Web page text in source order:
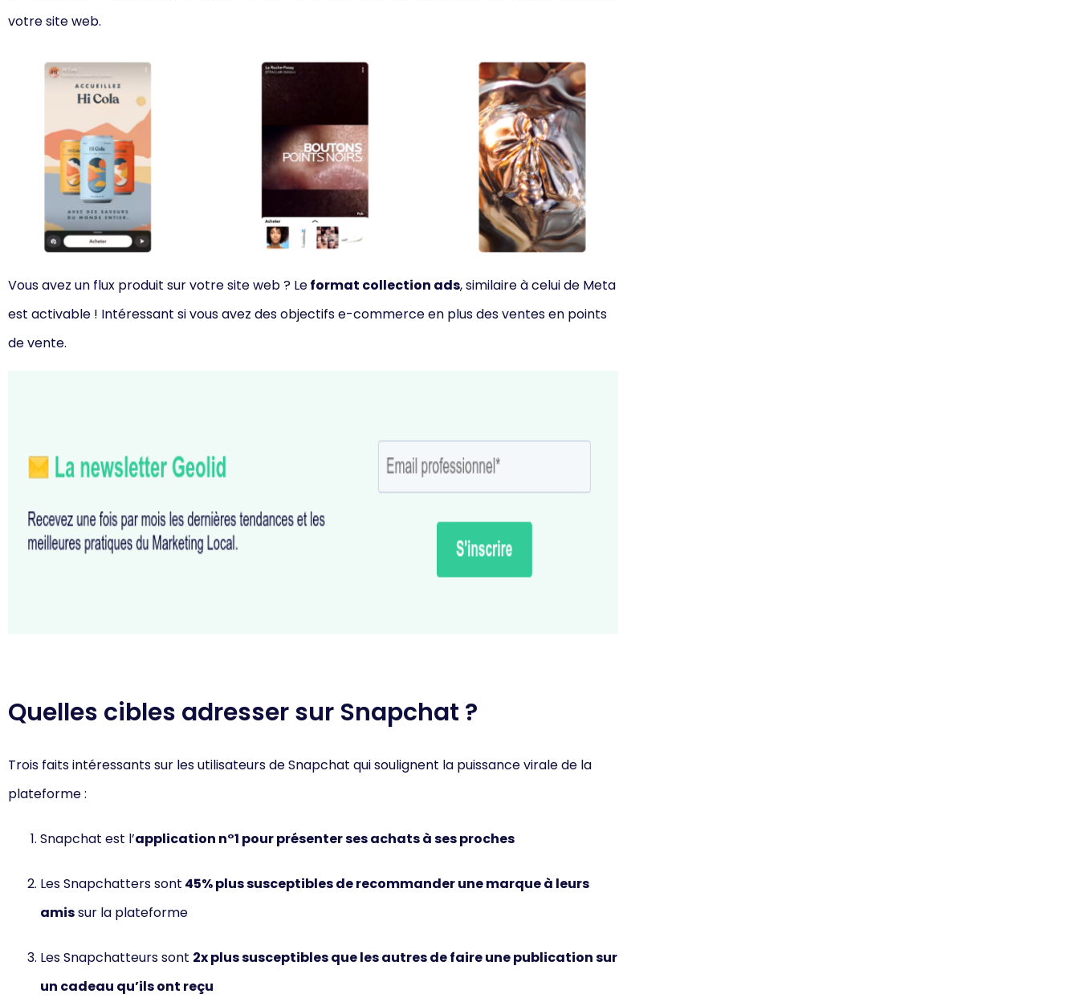
votre site web.
Vous avez un flux produit sur votre site web ? Leformat collection ads, similaire à celui de Meta
est activable ! Intéressant si vous avez des objectifs e-commerce en plus des ventes en points
de vente.
Quelles cibles adresser sur Snapchat ?
Trois faits intéressants sur les utilisateurs de Snapchat qui soulignent la puissance virale de la
plateforme :
Snapchat est l’application n°1 pour présenter ses achats à ses proches
Les Snapchatters sont 45% plus susceptibles de recommander une marque à leurs
amissur la plateforme
Les Snapchatteurs sont 2x plus susceptibles que les autres de faire une publication sur
un cadeau qu’ils ont reçu